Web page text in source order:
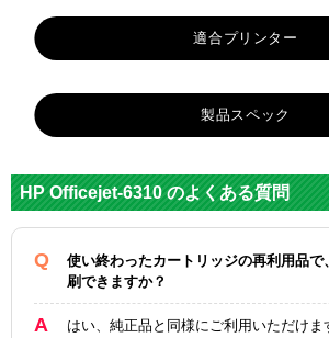
製品スペック
メー
カー
hp
対応
HP1
38
C93
69H
35
C87
HP1
HP1
HP Officejet-6310 のよくある質問
使い終わったカートリッジの再利用品で
刷できますか？
はい、純正品と同様にご利用いただけま